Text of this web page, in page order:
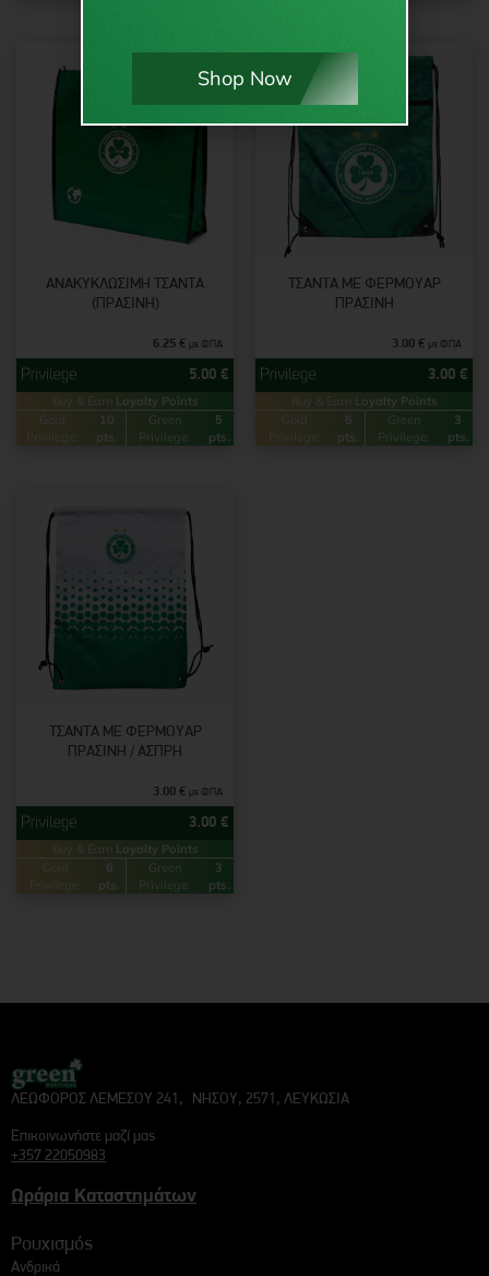
ΑΝΑΚΥΚΛΏΣΙΜΗ ΤΣΆΝΤΑ
(ΠΡΆΣΙΝΗ)
6.25 € με ΦΠΑ
5.00 €
Buy & Earn Loyalty Points
Gold
Privilege:
10
pts.
Green
Privilege:
5
pts.
ΤΣΆΝΤΑ ΜΕ ΦΕΡΜΟΥΆΡ
ΠΡΆΣΙΝΗ
3.00 € με ΦΠΑ
3.00 €
Buy & Earn Loyalty Points
Gold
Privilege:
6
pts.
Green
Privilege:
3
pts.
ΤΣΆΝΤΑ ΜΕ ΦΕΡΜΟΥΆΡ
ΠΡΆΣΙΝΗ / ΆΣΠΡΗ
3.00 € με ΦΠΑ
3.00 €
Buy & Earn Loyalty Points
Gold
Privilege:
6
pts.
Green
Privilege:
3
pts.
ΛΕΩΦΟΡΟΣ ΛΕΜΕΣΟΥ 241, ΝΗΣΟΥ, 2571, ΛΕΥΚΩΣΙΑ
Επικοινωνήστε μαζί μας
+357 22050983
Ωράρια Καταστημάτων
Ρουχισμός
Ανδρικά
Shop Now